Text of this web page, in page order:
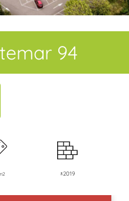
94
±2019